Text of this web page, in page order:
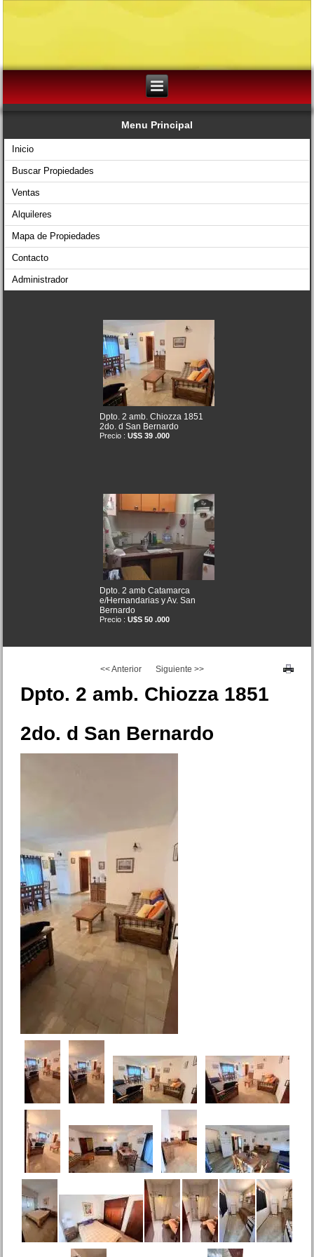
Menu Principal
Inicio
Buscar Propiedades
Ventas
Alquileres
Mapa de Propiedades
Contacto
Administrador
Dpto. 2 amb. Chiozza 1851
2do. d San Bernardo
Precio : U$S 39 .000
Dpto. 2 amb Catamarca
e/Hernandarias y Av. San
Bernardo
Precio : U$S 50 .000
EXCELENTE
Duplex 3 amb. Av. Mitre 3130
San Bernardo
U$S 46 .500
Duplex 3 amb. Av. Costanera
Precio : U$S 75 .000
<< Anterior Siguiente >>
Dpto. 2 amb. Chiozza 1851
2do. d San Bernardo